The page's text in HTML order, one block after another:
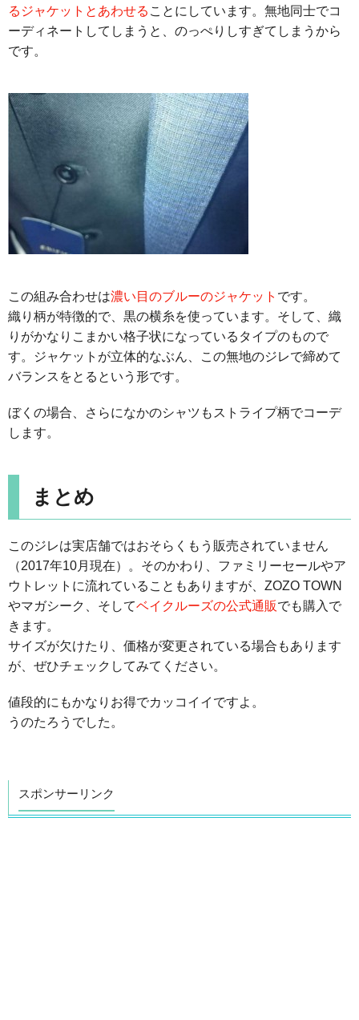
るジャケットとあわせる ことにしています。無地同士でコ
ーディネートしてしまうと、のっぺりしすぎてしまうから
です。
この組み合わせは濃い目のブルーのジャケット です。
織り柄が特徴的で、黒の横糸を使っています。そして、織
りがかなりこまかい格子状になっているタイプのもので
す。ジャケットが立体的なぶん、この無地のジレで締めて
バランスをとるという形です。
ぼくの場合、さらになかのシャツもストライプ柄でコーデ
します。
まとめ
このジレは実店舗ではおそらくもう販売されていません
（2017年10月現在）。そのかわり、ファミリーセールやア
ウトレットに流れていることもありますが、ZOZO TOWN
やマガシーク、そしてベイクルーズの公式通販でも購入で
きます。
サイズが欠けたり、価格が変更されている場合もあります
が、ぜひチェックしてみてください。
値段的にもかなりお得でカッコイイですよ。
うのたろうでした。
スポンサーリンク